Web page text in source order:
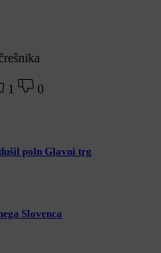
1 0
poln Glavni trg
Slovenca